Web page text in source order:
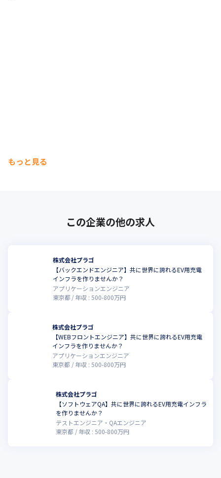
もっと見る
この企業の他の求人
株式会社プラゴ
【バックエンドエンジニア】共に世界に誇れるEV用充電
インフラを作りませんか？
アプリケーションエンジニア
東京都
年収 :500-800万円
株式会社プラゴ
【WEBフロントエンジニア】共に世界に誇れるEV用充電
インフラを作りませんか？
アプリケーションエンジニア
東京都
年収 :500-800万円
株式会社プラゴ
【ソフトウェアQA】共に世界に誇れるEV用充電インフラ
を作りませんか？
テストエンジニア・QAエンジニア
東京都
年収 :500-800万円